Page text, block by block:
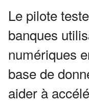
Le pilote
banques
numériques
base de
aider à